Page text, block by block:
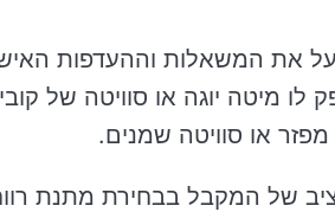
את המשאלות וההעדפות
לו מיטה יוגה או סוויטה של
או סוויטה שמנים.
של המקבל בבחירת מתנת